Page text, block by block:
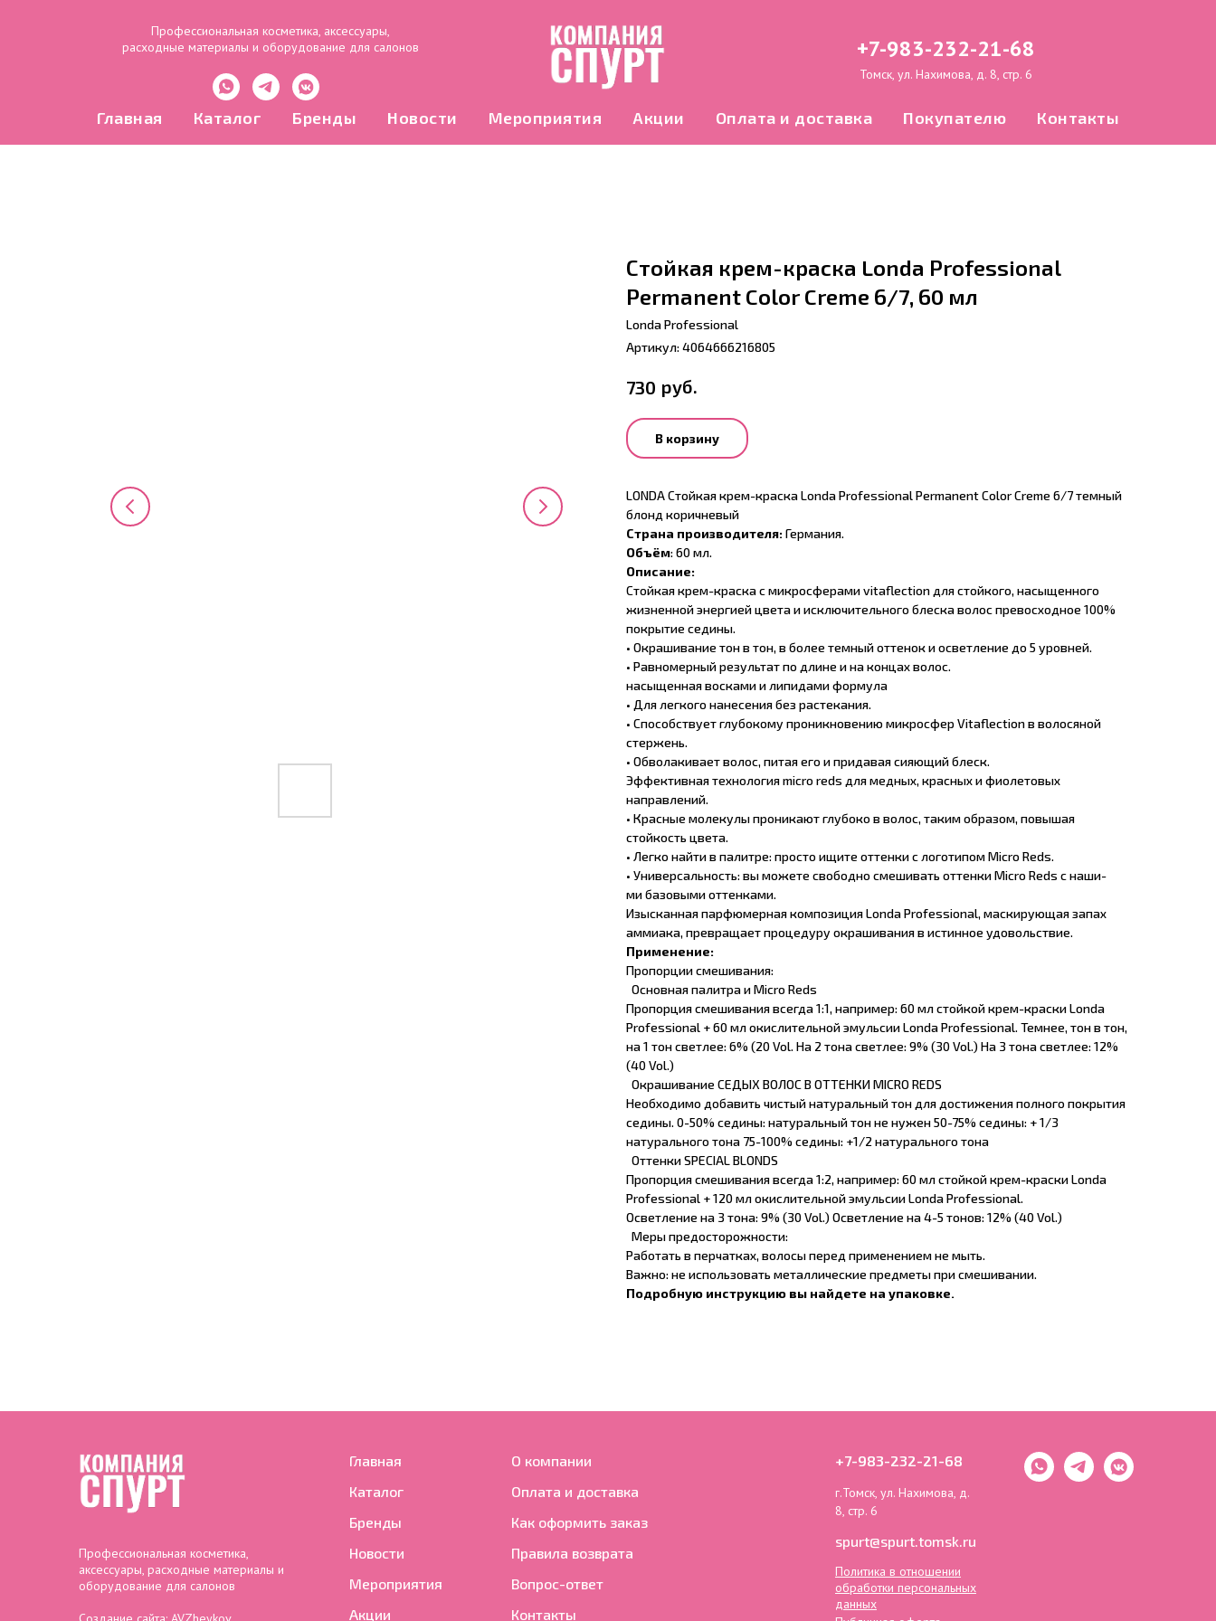
Профессиональная косметика, аксессуары,
расходные материалы и оборудование для салонов
+7-983-232-21-68
Томск, ул. Нахимова, д. 8, стр. 6
Главная Каталог Бренды Новости Мероприятия Акции Оплата и доставка Покупателю Контакты
Стойкая крем-краска Londa Professional
Permanent Color Creme 6/7, 60 мл
Londa Professional
Артикул: 4064666216805
730 руб.
В корзину
LONDA Стойкая крем-краска Londa Professional Permanent Color Creme 6/7 темный
блонд коричневый
Страна производителя:Германия.
Объём: 60 мл.
Описание:
Стойкая крем-краска с микросферами vitaflection для стойкого, насыщенного
жизненной энергией цвета и исключительного блеска волос превосходное 100%
покрытие седины.
• Окрашивание тон в тон, в более темный оттенок и осветление до 5 уровней.
• Равномерный результат по длине и на концах волос.
насыщенная восками и липидами формула
• Для легкого нанесения без растекания.
• Способствует глубокому проникновению микросфер Vitaflection в волосяной
стержень.
• Обволакивает волос, питая его и придавая сияющий блеск.
Эффективная технология micro reds для медных, красных и фиолетовых
направлений.
• Красные молекулы проникают глубоко в волос, таким образом, повышая
стойкость цвета.
• Легко найти в палитре: просто ищите оттенки с логотипом Micro Reds.
• Универсальность: вы можете свободно смешивать оттенки Micro Reds с наши-
ми базовыми оттенками.
Изысканная парфюмерная композиция Londa Professional, маскирующая запах
аммиака, превращает процедуру окрашивания в истинное удовольствие.
Применение:
Пропорции смешивания:
Основная палитра и Micro Reds
Пропорция смешивания всегда 1:1, например: 60 мл стойкой крем-краски Londa
Professional + 60 мл окислительной эмульсии Londa Professional. Темнее, тон в тон,
на 1 тон светлее: 6% (20 Vol. На 2 тона светлее: 9% (30 Vol.) На 3 тона светлее: 12%
(40 Vol.)
Окрашивание СЕДЫХ ВОЛОС В ОТТЕНКИ MICRO REDS
Необходимо добавить чистый натуральный тон для достижения полного покрытия
седины. 0-50% седины: натуральный тон не нужен 50-75% седины: + 1/3
натурального тона 75-100% седины: +1/2 натурального тона
Оттенки SPECIAL BLONDS
Пропорция смешивания всегда 1:2, например: 60 мл стойкой крем-краски Londa
Professional + 120 мл окислительной эмульсии Londa Professional.
Осветление на 3 тона: 9% (30 Vol.) Осветление на 4-5 тонов: 12% (40 Vol.)
Меры предосторожности:
Работать в перчатках, волосы перед применением не мыть.
Важно: не использовать металлические предметы при смешивании.
Подробную инструкцию вы найдете на упаковке.
Профессиональная косметика,
аксессуары, расходные материалы и
оборудование для салонов
Главная
Каталог
Бренды
Новости
Мероприятия
Акции
О компании
Оплата и доставка
Как оформить заказ
Правила возврата
Вопрос-ответ
Контакты
+7-983-232-21-68
г.Томск, ул. Нахимова, д.
8, стр. 6
spurt@spurt.tomsk.ru
Политика в отношении
обработки персональных
данных